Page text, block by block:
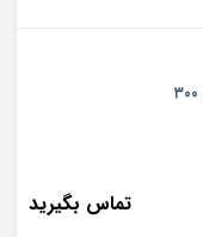
تماس بگیرید